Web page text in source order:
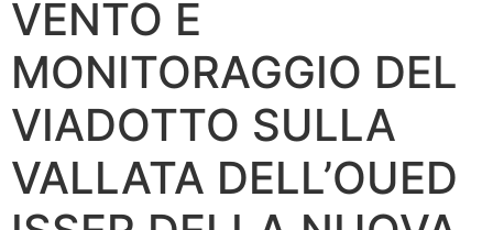
VENTO E
MONITORAGGIO DEL
VIADOTTO SULLA
VALLATA DELL’OUED